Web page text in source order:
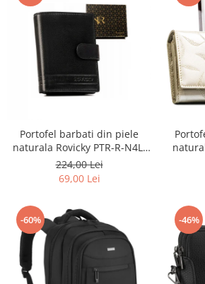
Portofel barbati din piele
naturala Rovicky PTR-R-N4L-
GAT-8922 B+B
224,00 Lei
69,00 Lei
bej,
-60% -46%